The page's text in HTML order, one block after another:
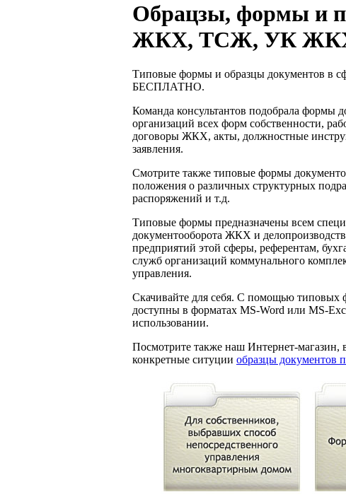
Обрацзы, формы и
ЖКХ, ТСЖ, УК
Типовые формы и образцы документов в
БЕСПЛАТНО.
Команда консультантов подобрала формы
организаций всех форм собственности,
договоры ЖКХ, акты, должностные
заявления.
Смотрите также типовые формы
положения о различных структурных
распоряжений и т.д.
Типовые формы предназначены всем
документооборота ЖКХ и
предприятий этой сферы, референтам,
служб организаций коммунального
управления.
Скачивайте для себя. С помощью типовых
доступны в форматах MS-Word или MS-
использовании.
Посмотрите также наш Интернет-магазин,
конкретные ситуции образцы